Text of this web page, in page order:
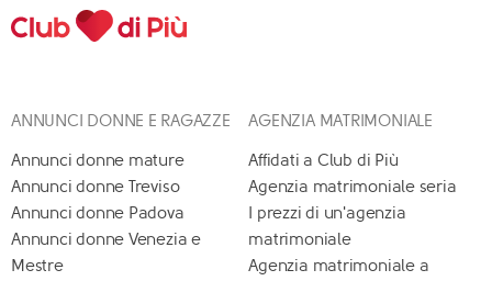
ANNUNCI DONNE E RAGAZZE
Annunci donne mature
Annunci donne Treviso
Annunci donne Padova
Annunci donne Venezia e
Mestre
AGENZIA MATRIMONIALE
Affidati a Club di Più
Agenzia matrimoniale seria
I prezzi di un'agenzia
matrimoniale
Agenzia matrimoniale a